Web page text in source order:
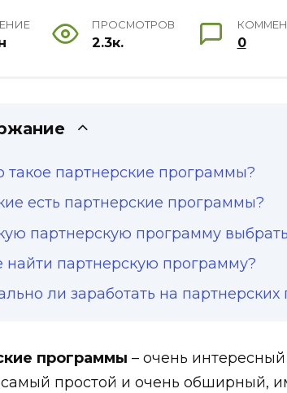
ПРОСМОТРОВ
2.3к. 0
такое партнерские программы?
есть партнерские программы?
партнерскую программу
найти партнерскую программу?
ли заработать на
программы – очень
простой и очень обширный,